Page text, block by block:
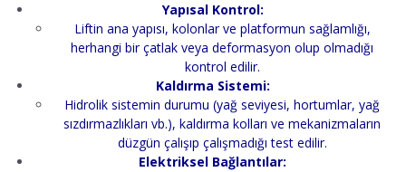
Yapısal Kontrol:
Liftin ana yapısı, kolonlar ve platformun sağlamlığı,
herhangi bir çatlak veya deformasyon olup olmadığı
kontrol edilir.
Kaldırma Sistemi:
Hidrolik sistemin durumu (yağ seviyesi, hortumlar, yağ
sızdırmazlıkları vb.), kaldırma kolları ve mekanizmaların
düzgün çalışıp çalışmadığı test edilir.
Elektriksel Bağlantılar: